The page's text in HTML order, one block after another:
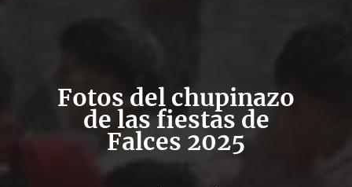
Fotos del chupinazo
de las fiestas de
Falces 2025